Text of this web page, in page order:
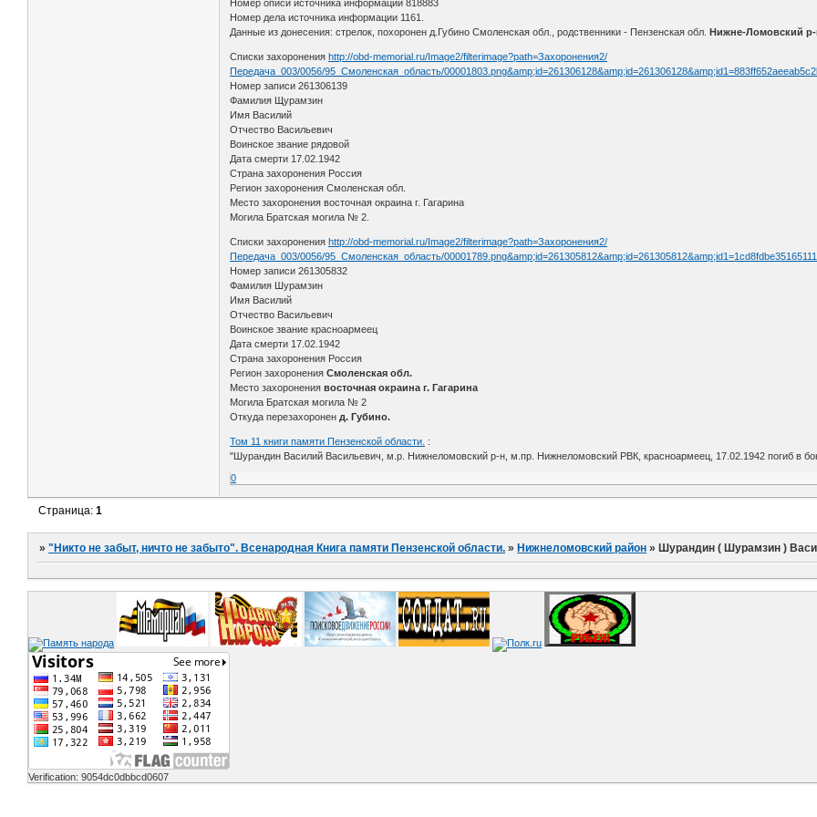
Номер описи источника информации 818883
Номер дела источника информации 1161.
Данные из донесения: стрелок, похоронен д.Губино Смоленская обл., родственники - Пензенская обл.Нижне-Ломовский р-
Списки захороненияhttp://obd-memorial.ru/Image2/filterimage?path=Захоронения2/
Передача_003/0056/95_Смоленская_область/
Номер записи 261306139
Фамилия Щурамзин
Имя Василий
Отчество Васильевич
Воинское звание рядовой
Дата смерти 17.02.1942
Страна захоронения Россия
Регион захоронения Смоленская обл.
Место захоронения восточная окраина г. Гагарина
Могила Братская могила № 2.
Списки захороненияhttp://obd-memorial.ru/Image2/filterimage?path=Захоронения2/
Передача_003/0056/95_Смоленская_область/
Номер записи 261305832
Фамилия Шурамзин
Имя Василий
Отчество Васильевич
Воинское звание красноармеец
Дата смерти 17.02.1942
Страна захоронения Россия
Регион захороненияСмоленская обл.
Место захоронениявосточная окраина г. Гагарина
Могила Братская могила № 2
Откуда перезахоронен д. Губино.
Том 11 книги памяти Пензенской области. :
"Шурандин Василий Васильевич, м.р. Нижнеломовский р-н, м.пр. Нижнеломовский РВК, красноармеец, 17.02.1942 погиб в
0
Страница:1
»"Никто не забыт, ничто не забыто". Всенародная Книга памяти Пензенской области. » Нижнеломовский район » Шурандин ( Шурамзин )
Verification: 9054dc0dbbcd0607